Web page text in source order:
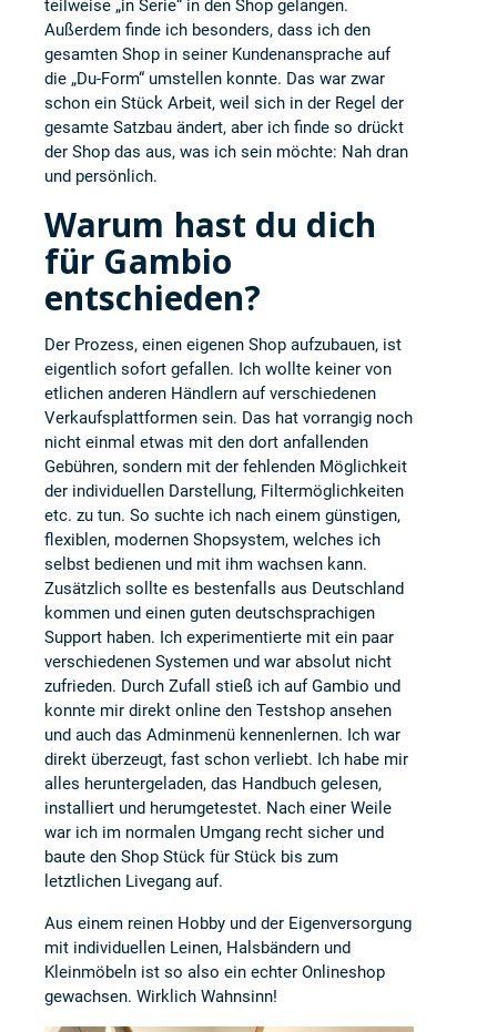
teilweise „in Serie“ in den Shop gelangen.
Außerdem finde ich besonders, dass ich den
gesamten Shop in seiner Kundenansprache auf
die „Du-Form“ umstellen konnte. Das war zwar
schon ein Stück Arbeit, weil sich in der Regel der
gesamte Satzbau ändert, aber ich finde so drückt
der Shop das aus, was ich sein möchte: Nah dran
und persönlich.
Warum hast du dich
für Gambio
entschieden?
Der Prozess, einen eigenen Shop aufzubauen, ist
eigentlich sofort gefallen. Ich wollte keiner von
etlichen anderen Händlern auf verschiedenen
Verkaufsplattformen sein. Das hat vorrangig noch
nicht einmal etwas mit den dort anfallenden
Gebühren, sondern mit der fehlenden Möglichkeit
der individuellen Darstellung, Filtermöglichkeiten
etc. zu tun. So suchte ich nach einem günstigen,
flexiblen, modernen Shopsystem, welches ich
selbst bedienen und mit ihm wachsen kann.
Zusätzlich sollte es bestenfalls aus Deutschland
kommen und einen guten deutschsprachigen
Support haben. Ich experimentierte mit ein paar
verschiedenen Systemen und war absolut nicht
zufrieden. Durch Zufall stieß ich auf Gambio und
konnte mir direkt online den Testshop ansehen
und auch das Adminmenü kennenlernen. Ich war
direkt überzeugt, fast schon verliebt. Ich habe mir
alles heruntergeladen, das Handbuch gelesen,
installiert und herumgetestet. Nach einer Weile
war ich im normalen Umgang recht sicher und
baute den Shop Stück für Stück bis zum
letztlichen Livegang auf.
Aus einem reinen Hobby und der Eigenversorgung
mit individuellen Leinen, Halsbändern und
Kleinmöbeln ist so also ein echter Onlineshop
gewachsen. Wirklich Wahnsinn!